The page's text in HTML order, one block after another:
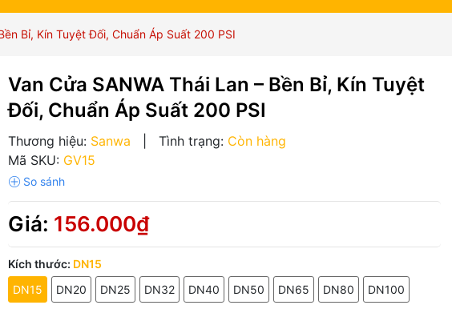
Bỉ, Kín Tuyệt Đối, Chuẩn Áp Suất 200 PSI
Van Cửa SANWA Thái Lan – Bền Bỉ, Kín Tuyệt
Đối, Chuẩn Áp Suất 200 PSI
Thương hiệu: Sanwa Tình trạng: Còn hàng
Mã SKU: GV15
Giá: 156.000₫
Kích thước: DN15
DN15
DN20 DN25 DN32 DN40 DN50 DN65 DN80 DN100